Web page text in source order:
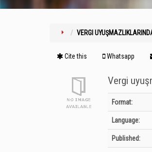
VERGI
Cite this Whatsapp
Vergi
Bibliographic
Format:
Language:
Published: